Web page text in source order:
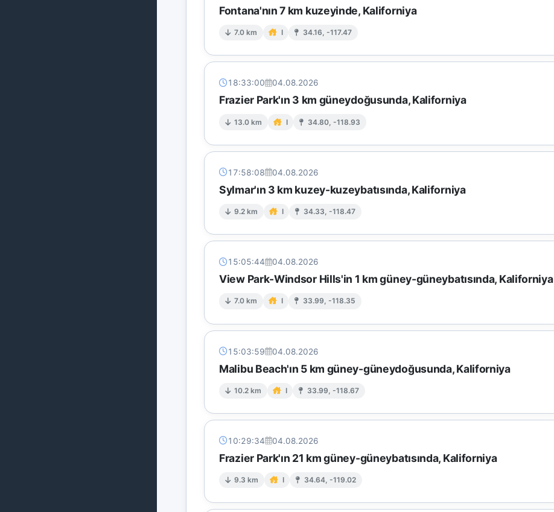
Fontana'nın 7 km kuzeyinde, Kaliforniya
7.0 km I 34.16, -117.47
18:33:00 04.08.2026
Frazier Park'ın 3 km güneydoğusunda, Kaliforniya
13.0 km I 34.80, -118.93
17:58:08 04.08.2026
Sylmar'ın 3 km kuzey-kuzeybatısında, Kaliforniya
9.2 km I 34.33, -118.47
15:05:44 04.08.2026
View Park-Windsor Hills'in 1 km güney-güneybatısında, Kaliforniya
7.0 km I 33.99, -118.35
15:03:59 04.08.2026
Malibu Beach'ın 5 km güney-güneydoğusunda, Kaliforniya
10.2 km I 33.99, -118.67
10:29:34 04.08.2026
Frazier Park'ın 21 km güney-güneybatısında, Kaliforniya
9.3 km I 34.64, -119.02